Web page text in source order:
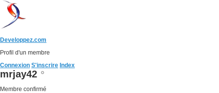
Developpez.com
Profil d'un membre
Connexion S'inscrire Index
mrjay42
Membre confirmé